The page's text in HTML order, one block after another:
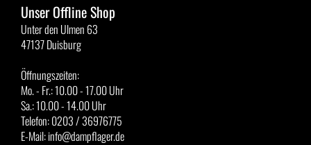
Unser Offline Shop
Unter den Ulmen 63
47137 Duisburg
Öffnungszeiten:
Mo. - Fr.: 10.00 - 17.00 Uhr
Sa.: 10.00 - 14.00 Uhr
Telefon: 0203 / 36976775
E-Mail: info@dampflager.de